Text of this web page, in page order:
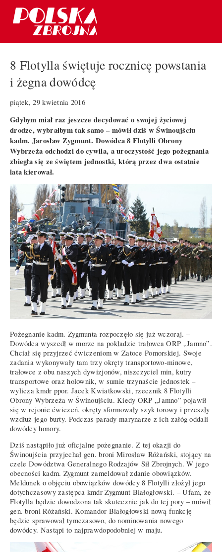
8 Flotylla świętuje rocznicę powstania
i żegna dowódcę
piątek, 29 kwietnia 2016
Gdybym miał raz jeszcze decydować o swojej życiowej
drodze, wybrałbym tak samo – mówił dziś w Świnoujściu
kadm. Jarosław Zygmunt. Dowódca 8 Flotylli Obrony
Wybrzeża odchodzi do cywila, a uroczystość jego pożegnania
zbiegła się ze świętem jednostki, którą przez dwa ostatnie
lata kierował.
Pożegnanie kadm. Zygmunta rozpoczęło się już wczoraj. –
Dowódca wyszedł w morze na pokładzie trałowca ORP „Jamno”.
Chciał się przyjrzeć ćwiczeniom w Zatoce Pomorskiej. Swoje
zadania wykonywały tam trzy okręty transportowo-minowe,
trałowce z obu naszych dywizjonów, niszczyciel min, kutry
transportowe oraz holownik, w sumie trzynaście jednostek –
wylicza kmdr ppor. Jacek Kwiatkowski, rzecznik 8 Flotylli
Obrony Wybrzeża w Świnoujściu. Kiedy ORP „Jamno” pojawił
się w rejonie ćwiczeń, okręty sformowały szyk torowy i przeszły
wzdłuż jego burty. Podczas parady marynarze z ich załóg oddali
dowódcy honory.
Dziś nastąpiło już oficjalne pożegnanie. Z tej okazji do
Świnoujścia przyjechał gen. broni Mirosław Różański, stojący na
czele Dowództwa Generalnego Rodzajów Sił Zbrojnych. W jego
obecności kadm. Zygmunt zameldował zdanie obowiązków.
Meldunek o objęciu obowiązków dowódcy 8 Flotylli złożył jego
dotychczasowy zastępca kmdr Zygmunt Białogłowski. – Ufam, że
Flotylla będzie dowodzona tak skutecznie jak do tej pory – mówił
gen. broni Różański. Komandor Białogłowski nową funkcję
będzie sprawował tymczasowo, do nominowania nowego
dowódcy. Nastąpi to najprawdopodobniej w maju.